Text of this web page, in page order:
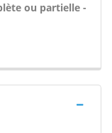
ou partielle -